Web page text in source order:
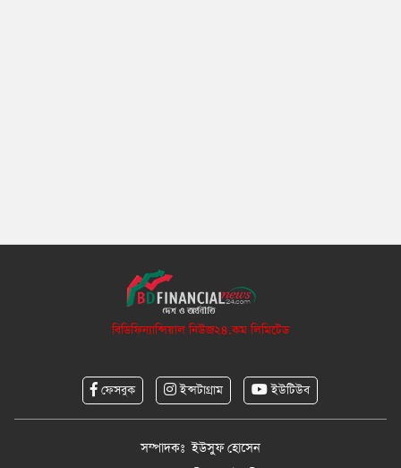
বিডিফিন্যান্সিয়াল নিউজ২৪.কম লিমিটেড
ফেসবুক ইন্সটাগ্রাম ইউটিউব
সম্পাদকঃ ইউসুফ হোসেন